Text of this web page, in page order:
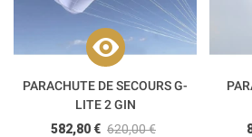
PARACHUTE DE SECOURS G-
LITE 2 GIN
582,80 € 620,00 €